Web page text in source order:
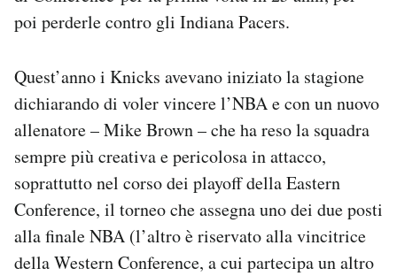
poi perderle contro gli Indiana Pacers.
Quest’anno i Knicks avevano iniziato la stagione
dichiarando di voler vincere l’NBA e con un nuovo
allenatore – Mike Brown – che ha reso la squadra
sempre più creativa e pericolosa in attacco,
soprattutto nel corso dei playoff della Eastern
Conference, il torneo che assegna uno dei due posti
alla finale NBA (l’altro è riservato alla vincitrice
della Western Conference, a cui partecipa un altro